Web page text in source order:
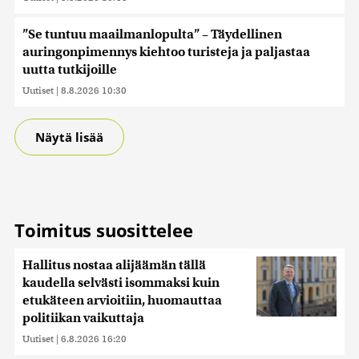
”Se tuntuu maailmanlopulta” – Täydellinen
auringonpimennys kiehtoo turisteja ja paljastaa
uutta tutkijoille
Uutiset | 8.8.2026 10:30
Näytä lisää
Toimitus suosittelee
Hallitus nostaa alijäämän tällä
kaudella selvästi isommaksi kuin
etukäteen arvioitiin, huomauttaa
politiikan vaikuttaja
Uutiset | 6.8.2026 16:20